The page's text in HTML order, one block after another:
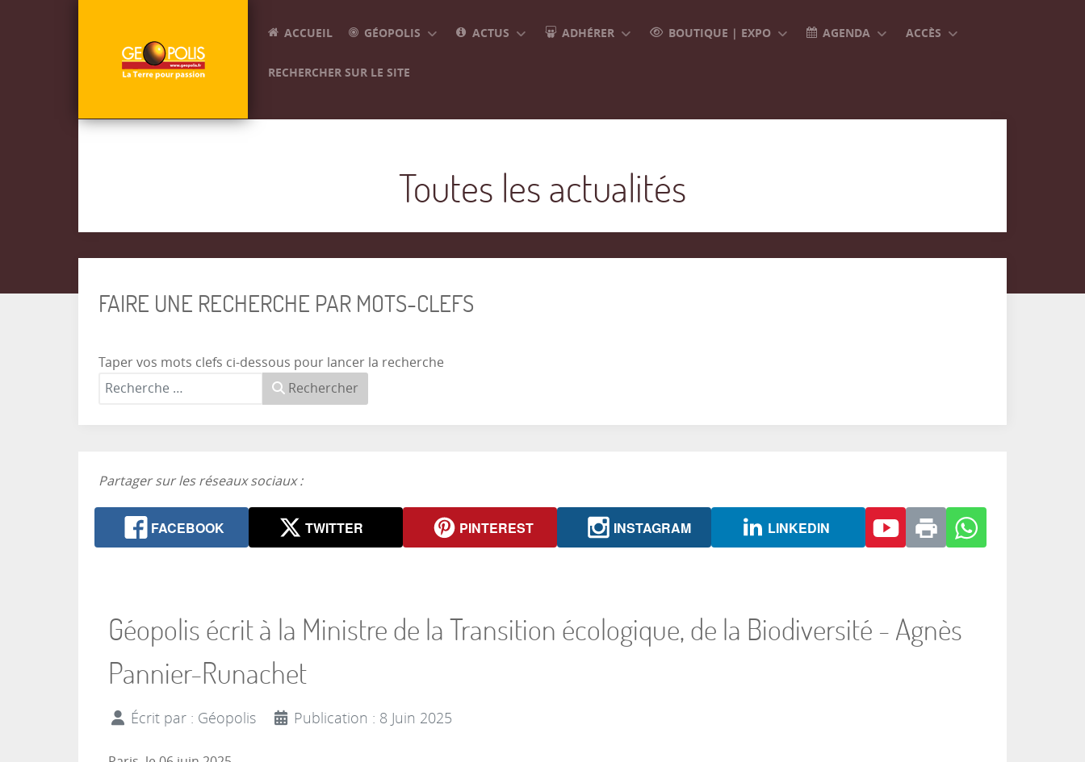
ACCUEIL GÉOPOLIS ACTUS ADHÉRER BOUTIQUE | EXPO AGENDA ACCÈS
RECHERCHER SUR LE SITE
Toutes les actualités
FAIRE UNE RECHERCHE PAR MOTS-CLEFS
Taper vos mots clefs ci-dessous pour lancer la recherche
Rechercher
Partager sur les réseaux sociaux :
FACEBOOK TWITTER PINTEREST INSTAGRAM LINKEDIN
Géopolis écrit à la Ministre de la Transition écologique, de la Biodiversité - Agnès
Pannier-Runachet
Écrit par : Géopolis Publication : 8 Juin 2025